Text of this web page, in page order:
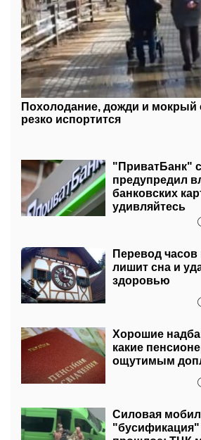
Похолодание, дожди и мокрый
резко испортится
"ПриватБанк"
банковских
удивляйтесь
Перевод
здоровью
Хорошие
ощутимым
Силовая
прошлое: ТЦК
ловить на